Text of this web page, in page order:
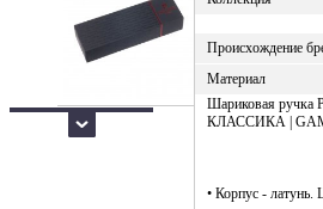
Происхождение
Материал
Шариковая ручка
КЛАССИКА |
• Корпус - латунь.